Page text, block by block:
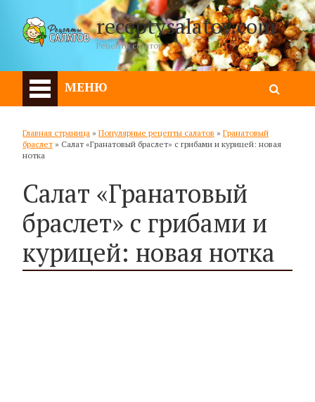
receptysalatov.com
Рецепты салатов
МЕНЮ
Главная страница » Популярные рецепты салатов » Гранатовый
браслет » Салат «Гранатовый браслет» с грибами и курицей: новая
нотка
Салат «Гранатовый
браслет» с грибами и
курицей: новая нотка